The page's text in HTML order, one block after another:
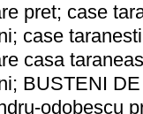
pret; case
case
casa
BUSTENI
odobescu